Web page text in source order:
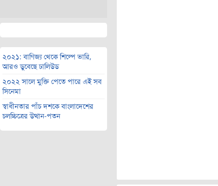
২০২১: বাণিজ্য থেকে শিল্পে ভারি,
আরও ডুবেছে ঢালিউড
২০২২ সালে মুক্তি পেতে পারে এই সব
সিনেমা
স্বাধীনতার পাঁচ দশকে বাংলাদেশের
চলচ্চিত্রের উত্থান-পতন